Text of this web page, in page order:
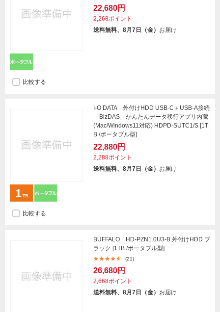
22,680円
2,268ポイント
送料無料、8月7日（金） お届け
比較する
I-O DATA 外付けHDD USB-C＋USB-A接続
「BizDAS」かんたんデータ移行アプリ内蔵
(Mac/Windows11対応) HDPD-SUTC1/S [1T
B /ポータブル型]
22,880円
2,288ポイント
送料無料、8月7日（金） お届け
比較する
BUFFALO HD-PZN1.0U3-B 外付けHDD ブ
ラック [1TB /ポータブル型]
(21)
26,680円
2,668ポイント
送料無料、8月7日（金） お届け